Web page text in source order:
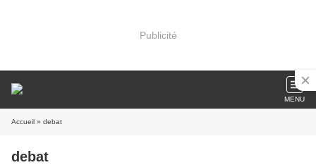
Publicité
MENU
Accueil » debat
debat